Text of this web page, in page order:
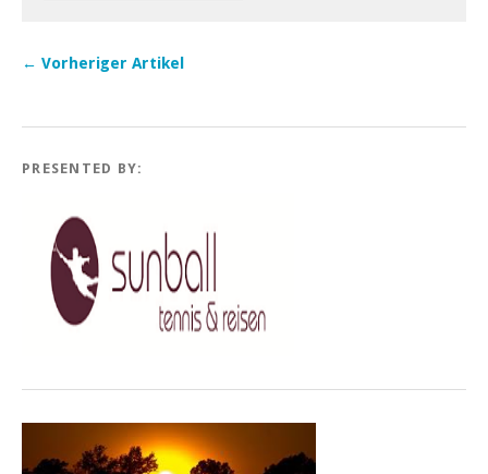
← Vorheriger Artikel
PRESENTED BY: